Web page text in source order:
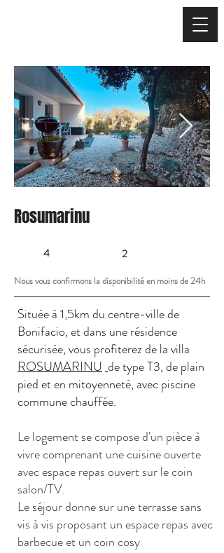
Rosumarinu
4 2
Nous vous confirmons la disponibilité en moins de 24h
Située à 1,5km du centre-ville de
Bonifacio, et dans une résidence
sécurisée, vous profiterez de la villa
ROSUMARINU de type T3, de plain
pied et en mitoyenneté, avec piscine
commune chauffée.
Le logement se compose d'un pièce à
vivre comprenant une cuisine ouverte
avec espace repas ouvert sur le coin
salon/TV.
Le séjour donne sur une terrasse sans
vis à vis proposant un espace repas avec
barbecue et un coin cosy